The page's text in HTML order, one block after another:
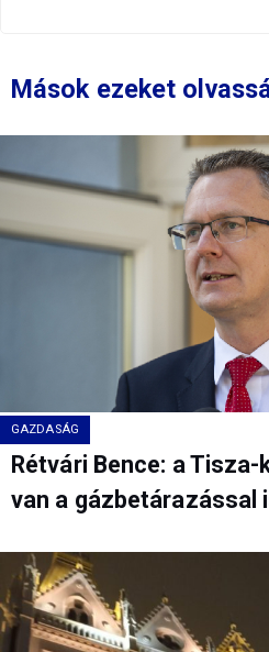
Mások ezeket
GAZDASÁG
Rétvári Bence: a
van a gázbetárazással